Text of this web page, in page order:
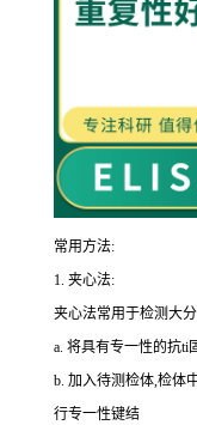
常用方法:
1. 夹心法:
夹心法常用于检测大
a. 将具有专一性的抗ti
b. 加入待测检体,检体
行专一性键结